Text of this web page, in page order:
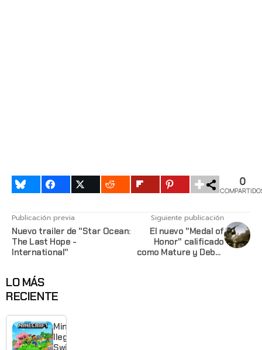
0
Publicación previa
Nuevo trailer de "Star Ocean:
The Last Hope -
International"
Siguiente publicación
El nuevo "Medal of
Honor" calificado
como Mature y Debut
LO MÁS
RECIENTE
Minecraft
llega a